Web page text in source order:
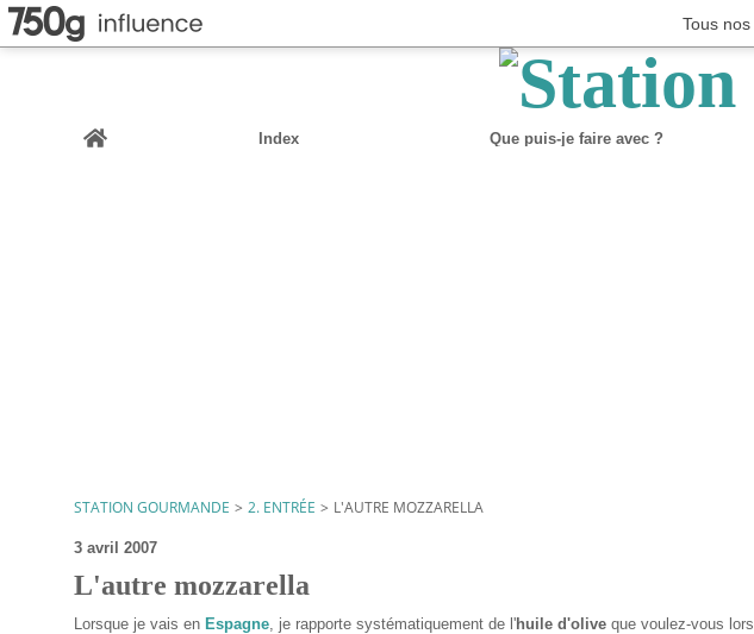
Tous
Home
Index Que puis-je faire avec ?
STATION GOURMANDE > 2. ENTRÉE > L'AUTRE MOZZARELLA
3 avril 2007
L'autre mozzarella
Lorsque je vais en Espagne, je rapporte systématiquement de l'huile d'olive que voulez-vous